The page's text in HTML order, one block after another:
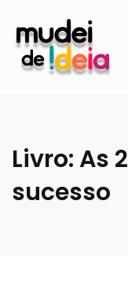
Livro: As
sucesso